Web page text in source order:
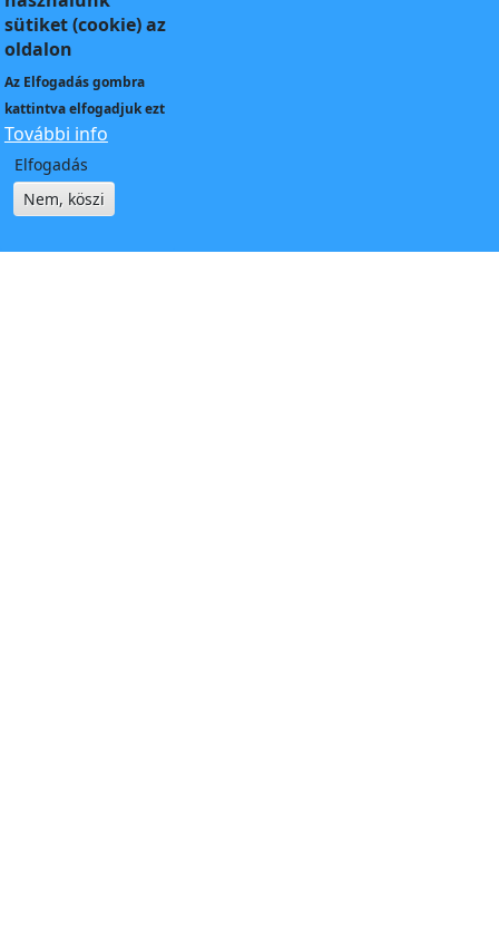
sütiket (cookie) az
oldalon
Az Elfogadásgombra
kattintva elfogadjuk ezt
További info
Elfogadás
Nem, köszi